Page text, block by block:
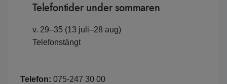
Telefontider under sommaren
v. 29–35 (13 juli–28 aug)
Telefonstängt
Telefon: 075-247 30 00